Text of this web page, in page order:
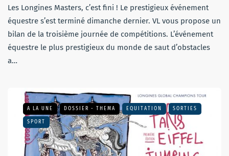
Les Longines Masters, c’est fini ! Le prestigieux événement
équestre s’est terminé dimanche dernier. VL vous propose un
bilan de la troisième journée de compétitions. L’événement
équestre le plus prestigieux du monde de saut d’obstacles
a…
A LA UNE DOSSIER - THEMA EQUITATION SORTIES
SPORT